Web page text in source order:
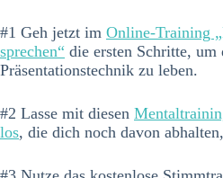
#1 Geh jetzt im Online-Training
sprechen“ die ersten Schritte, um
Präsentationstechnik zu leben.
#2 Lasse mit diesen
los, die dich noch davon